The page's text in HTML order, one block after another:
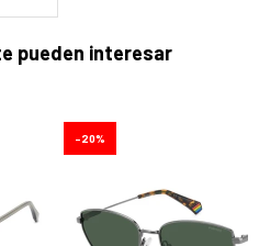
pueden interesar
20